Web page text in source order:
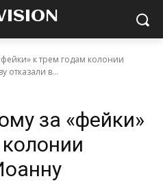
к трем годам колонии
отказали в...
за «фейки»